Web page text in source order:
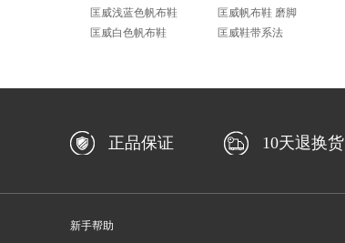
匡威浅蓝色帆布鞋
匡威帆布鞋 磨脚
匡威白色帆布鞋
匡威鞋带系法
正品保证 10天退换货
新手帮助